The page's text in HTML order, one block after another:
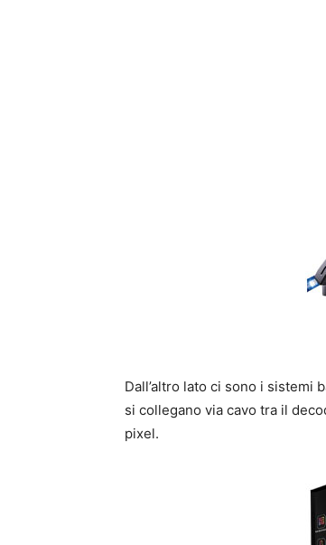
Dall’altro lato ci sono i sistemi
si collegano via cavo tra il
pixel.